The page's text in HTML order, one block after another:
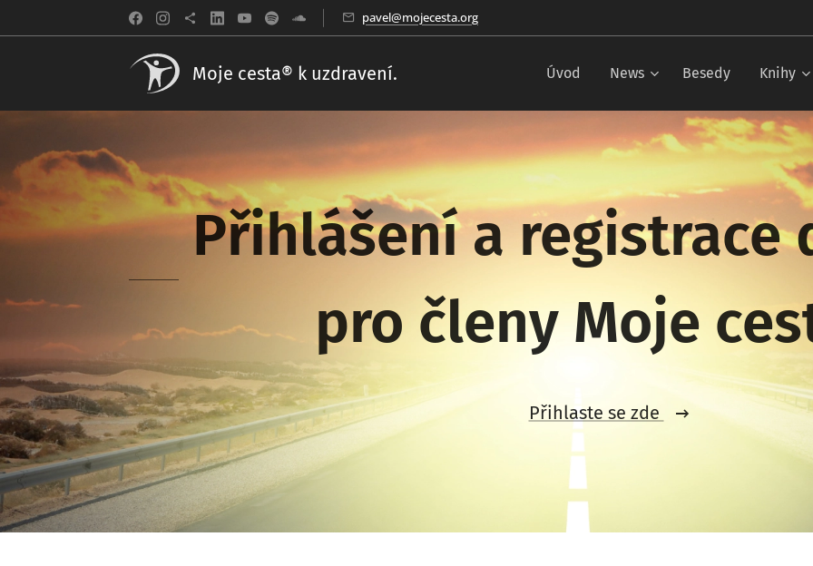
pavel@mojecesta.org
Moje cesta® k uzdravení. Úvod News Besedy Knihy
Přihlášení a registrace
pro členy Moje
Přihlaste se zde